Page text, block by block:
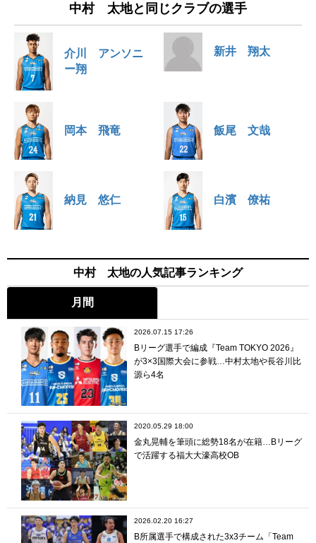
中村 太地と同じクラブの選手
介川 アンソニ
ー翔
新井 翔太
岡本 飛竜 飯尾 文哉
納見 悠仁 白濱 僚祐
中村 太地の人気記事ランキング
月間
2026.07.15 17:26
Bリーグ選手で編成『Team TOKYO 2026』
が3×3国際大会に参戦…中村太地や長谷川比
源ら4名
2020.05.29 18:00
金丸晃輔を筆頭に総勢18名が在籍…Bリーグ
で活躍する福大大濠高校OB
2026.02.20 16:27
B所属選手で構成された3x3チーム「Team